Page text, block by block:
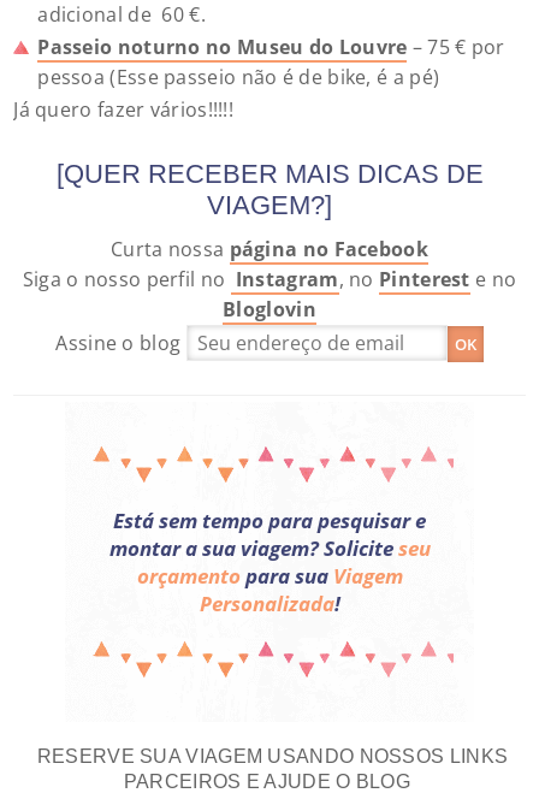
adicional de 60 €.
Passeio noturno no Museu do Louvre – 75 € por
pessoa (Esse passeio não é de bike, é a pé)
Já quero fazer vários!!!!!
[QUER RECEBER MAIS DICAS DE
VIAGEM?]
Curta nossa página no Facebook
Siga o nosso perfil no Instagram, no Pinterest e no
Bloglovin
Assine o blog
Está sem tempo para pesquisar e
montar a sua viagem? Soliciteseu
orçamentopara sua Viagem
Personalizada!
RESERVE SUA VIAGEM USANDO NOSSOS LINKS
PARCEIROS E AJUDE O BLOG